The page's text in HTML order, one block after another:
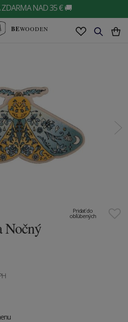
ZDARMA NAD 35 € 🚚
BEWOODEN
Pridať do
obľúbených
Nočný